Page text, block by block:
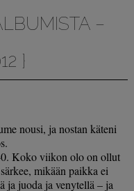
–
}
nousi, ja nostan käteni
Koko viikon olo on ollut
mikään paikka ei
ja juoda ja venytellä – ja